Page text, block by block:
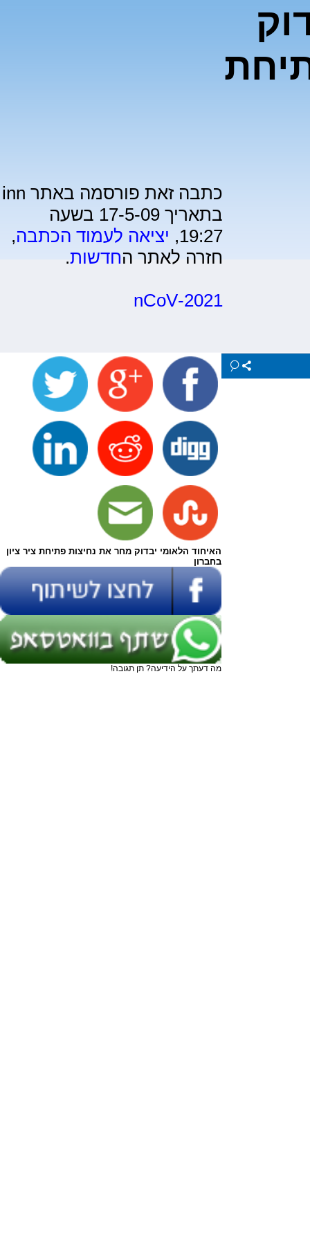
כתבה זאת פורסמה באתר inn
בתאריך 17-5-09 בשעה
19:27, יציאה לעמוד הכתבה,
חזרה לאתר החדשות.
2021-nCoV
האיחוד הלאומי יבדוק מחר את נחיצות פתיחת ציר ציון
בחברון
מה דעתך על הידיעה? תן תגובה!